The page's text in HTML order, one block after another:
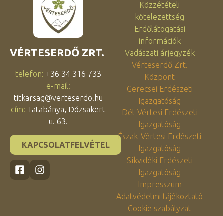
VÉRTESERDŐ ZRT.
telefon: +36 34 316 733
e-mail:
titkarsag@verteserdo.hu
cím: Tatabánya, Dózsakert
u. 63.
KAPCSOLATFELVÉTEL
Közzétételi
kötelezettség
Erdőlátogatási
információk
Vadászati árjegyzék
Vérteserdő Zrt.
Központ
Gerecsei Erdészeti
Igazgatóság
Dél-Vértesi Erdészeti
Igazgatóság
Észak-Vértesi Erdészeti
Igazgatóság
Síkvidéki Erdészeti
Igazgatóság
Impresszum
Adatvédelmi tájékoztató
Cookie szabályzat